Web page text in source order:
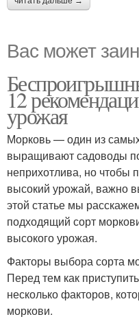
Вас может
12
урожая
Морковь — один из
выращивают садоводы
неприхотлива, но чтобы
высокий урожай, важно
этой статье мы
подходящий сорт
высокого урожая.
Факторы выбора сорта
Перед тем как
несколько факторов,
моркови.